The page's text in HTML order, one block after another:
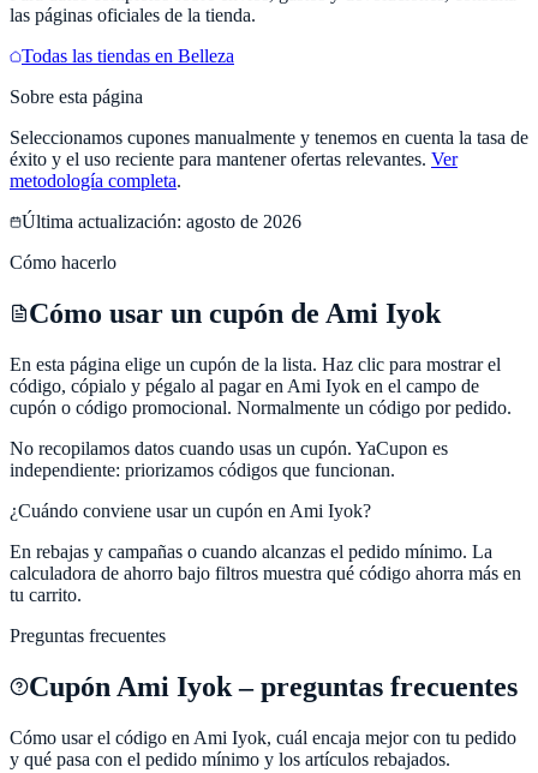
las páginas oficiales de la tienda.
Todas las tiendas en Belleza
Sobre esta página
Seleccionamos cupones manualmente y tenemos en cuenta la tasa de
éxito y el uso reciente para mantener ofertas relevantes. Ver
metodología completa.
Última actualización: agosto de 2026
Cómo hacerlo
Cómo usar un cupón de Ami Iyok
En esta página elige un cupón de la lista. Haz clic para mostrar el
código, cópialo y pégalo al pagar en Ami Iyok en el campo de
cupón o código promocional. Normalmente un código por pedido.
No recopilamos datos cuando usas un cupón. YaCupon es
independiente: priorizamos códigos que funcionan.
¿Cuándo conviene usar un cupón en Ami Iyok?
En rebajas y campañas o cuando alcanzas el pedido mínimo. La
calculadora de ahorro bajo filtros muestra qué código ahorra más en
tu carrito.
Preguntas frecuentes
Cupón Ami Iyok– preguntas frecuentes
Cómo usar el código en Ami Iyok, cuál encaja mejor con tu pedido
y qué pasa con el pedido mínimo y los artículos rebajados.